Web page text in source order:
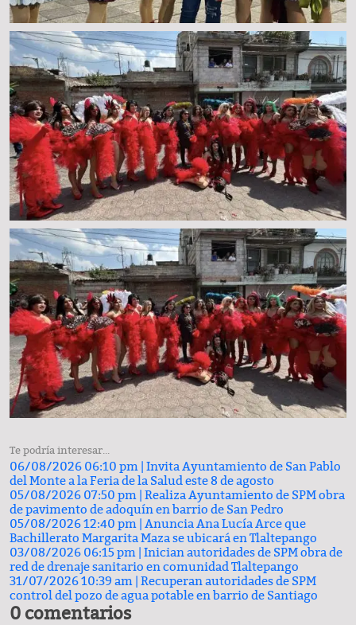
Te podría interesar...
06/08/2026 06:10 pm | Invita Ayuntamiento de San Pablo
del Monte a la Feria de la Salud este 8 de agosto
05/08/2026 07:50 pm | Realiza Ayuntamiento de SPM obra
de pavimento de adoquín en barrio de San Pedro
05/08/2026 12:40 pm | Anuncia Ana Lucía Arce que
Bachillerato Margarita Maza se ubicará en Tlaltepango
03/08/2026 06:15 pm | Inician autoridades de SPM obra de
red de drenaje sanitario en comunidad Tlaltepango
31/07/2026 10:39 am | Recuperan autoridades de SPM
control del pozo de agua potable en barrio de Santiago
0 comentarios